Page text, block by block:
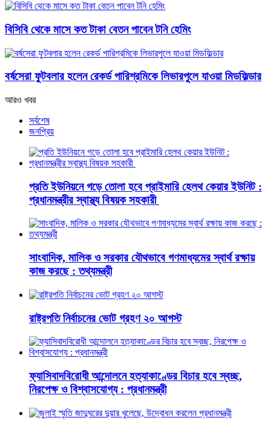
বিসিবি থেকে মাসে কত টাকা বেতন পাবেন টনি হেমিং
বর্ষসেরা ফুটবলার হলেন রেকর্ড পারিশ্রমিকে লিভারপুলে যাওয়া মিডফিল্ডার
আরও খবর
সর্বশেষ
জনপ্রিয়
প্রতি ইউনিয়নে গড়ে তোলা হবে প্রাইমারি হেলথ কেয়ার ইউনিট :
প্রধানমন্ত্রীর স্বাস্থ্য বিষয়ক সহকারী
সাংবাদিক, মালিক ও সরকার যৌথভাবে গণমাধ্যমের স্বার্থ রক্ষায়
কাজ করছে : তথ্যমন্ত্রী
রাষ্ট্রপতি নির্বাচনের ভোট গ্রহণ ২০ আগস্ট
ফ্যাসিবাদবিরোধী আন্দোলনে হত্যাকাণ্ডের বিচার হবে স্বচ্ছ,
নিরপেক্ষ ও বিশ্বাসযোগ্য : প্রধানমন্ত্রী